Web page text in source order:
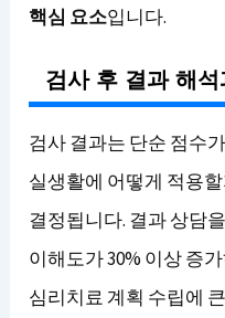
핵심 요소입니다.
검사 후 결과 해석
검사 결과는 단순 점수
실생활에 어떻게 적용
결정됩니다. 결과 상담
이해도가 30% 이상 증
심리치료 계획 수립에